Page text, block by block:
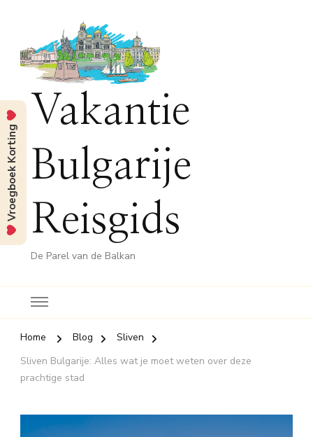
Vakantie
Bulgarije
Reisgids
De Parel van de Balkan
Home Blog
Sliven
Sliven Bulgarije: Alles wat je moet weten over deze
prachtige stad
Vroegboek Korting